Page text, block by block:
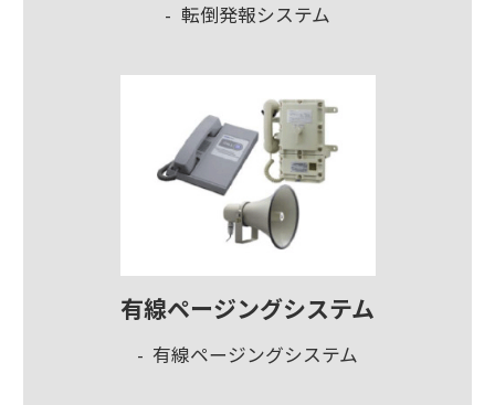
転倒発報システム
有線ページングシステム
有線ページングシステム